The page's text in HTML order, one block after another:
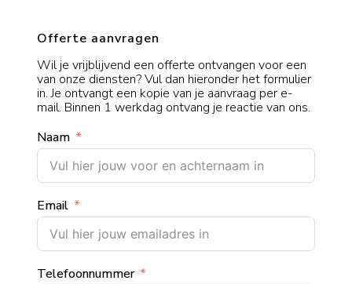
Offerte aanvragen
Wil je vrijblijvend een offerte ontvangen voor een
van onze diensten? Vul dan hieronder het formulier
in. Je ontvangt een kopie van je aanvraag per e-
mail. Binnen 1 werkdag ontvang je reactie van ons.
Naam
Email
Telefoonnummer